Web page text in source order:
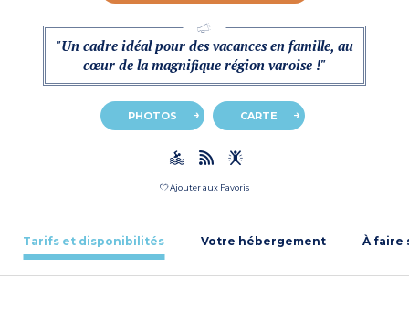
"Un cadre idéal pour des vacances en famille, au
cœur de la magnifique région varoise !"
PHOTOS CARTE
Ajouter aux Favoris
Tarifs et disponibilités Votre hébergement À faire